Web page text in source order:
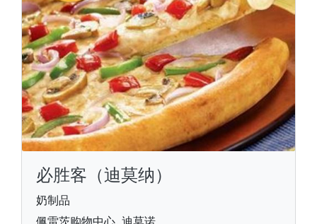
必胜客（迪莫纳）
奶制品
佩雷茨购物中心, 迪莫诺